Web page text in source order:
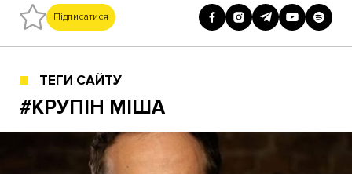
Підписатися
ТЕГИ САЙТУ
#КРУПІН МІША